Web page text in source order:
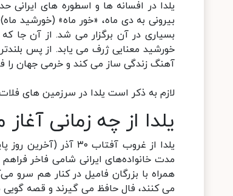
یلدا در افسانه ها و اسطوره های
بیرونی به دی ماه، «خور ماه» (خورشید
بسیاری در آن برگزار می شد. از آن جا
خورشید معنایی ژرف می یابد. از پس
آهنگ زندگی ساز می کند و خرمی جهان را
لازم به ذکر است یلدا در سرزمین های
یلدا از چه زمانی
یلدا از غروب آفتاب
مدت خانواده‌های ایرانی شامی فاخر
همراه با بزرگان فامیل در کنار هم سرو
می کنند، فال حافظ می گیرند و قصه گویی